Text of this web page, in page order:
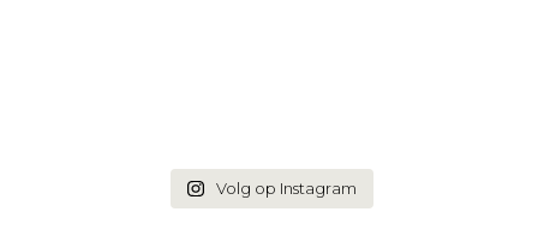
Volg op Instagram